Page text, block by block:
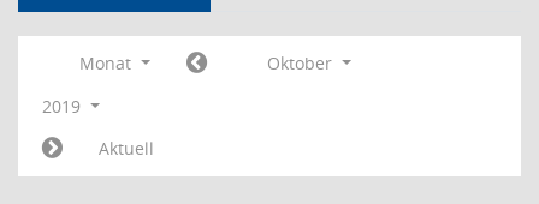
Monat
Oktober
2019
Aktuell